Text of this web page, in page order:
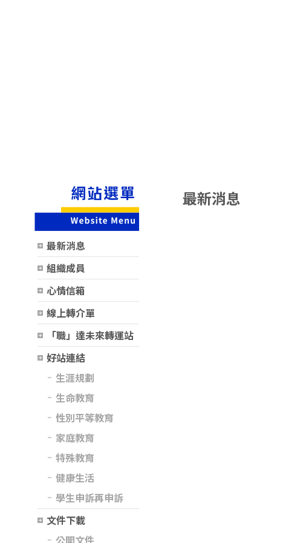
最新消息
組織成員
心情信箱
線上轉介單
「職」達未來轉運站
好站連結
生涯規劃
生命教育
性別平等教育
家庭教育
特殊教育
健康生活
學生申訴再申訴
文件下載
公開文件
最新消息